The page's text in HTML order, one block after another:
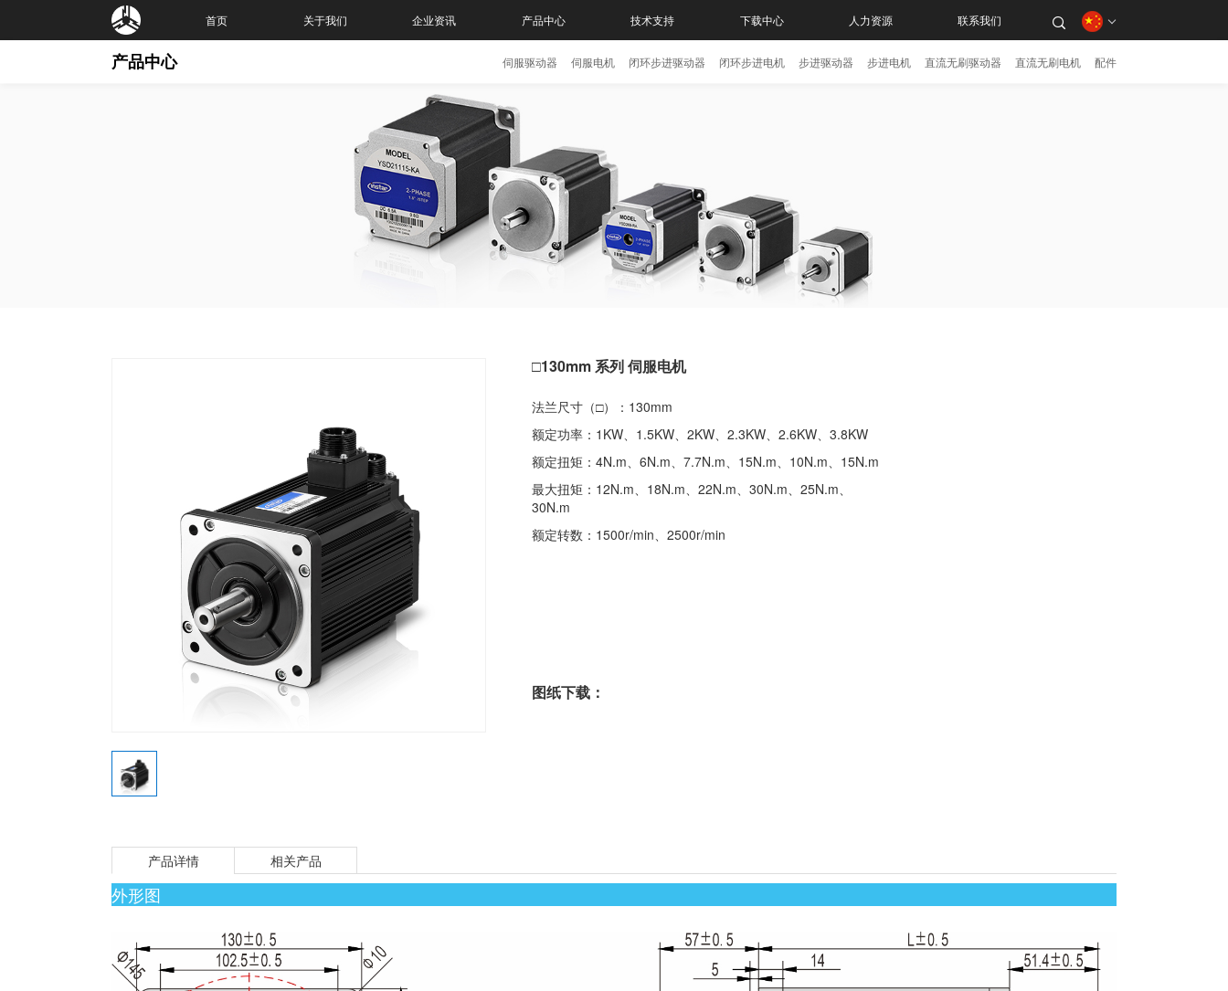
首页 关于我们 企业资讯 产品中心 技术支持 下载中心 人力资源 联系我们
产品中心 伺服驱动器 伺服电机 闭环步进驱动器 闭环步进电机 步进驱动器 步进电机 直流无刷驱动器 直流无刷电机 配件
□130mm 系列 伺服电机
法兰尺寸（□）：130mm
额定功率：1KW、1.5KW、2KW、2.3KW、2.6KW、3.8KW
额定扭矩：4N.m、6N.m、7.7N.m、15N.m、10N.m、15N.m
最大扭矩：12N.m、18N.m、22N.m、30N.m、25N.m、
30N.m
额定转数：1500r/min、2500r/min
图纸下载：
产品详情 相关产品
外形图